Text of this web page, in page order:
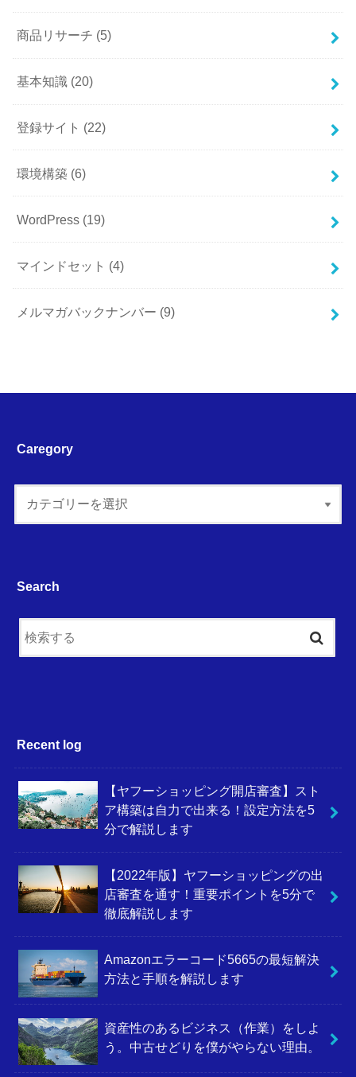
商品リサーチ (5)
基本知識 (20)
登録サイト (22)
環境構築 (6)
WordPress (19)
マインドセット (4)
メルマガバックナンバー (9)
Caregory
Search
Recent log
【ヤフーショッピング開店審査】スト
ア構築は自力で出来る！設定方法を5
分で解説します
【2022年版】ヤフーショッピングの出
店審査を通す！重要ポイントを5分で
徹底解説します
Amazonエラーコード5665の最短解決
方法と手順を解説します
資産性のあるビジネス（作業）をしよ
う。中古せどりを僕がやらない理由。